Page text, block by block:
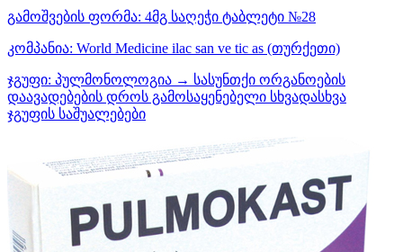
გამოშვების ფორმა: 4მგ საღეჭი ტაბლეტი №28
კომპანია: World Medicine ilac san ve tic as (თურქეთი)
ჯგუფი: პულმონოლოგია → სასუნთქი ორგანოების
დაავადებების დროს გამოსაყენებელი სხვადასხვა
ჯგუფის საშუალებები